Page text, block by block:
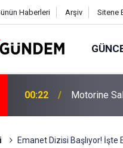
Haberleri Arşiv Sitene
15:58
Neşet
Sorusunun
Emanet Dizisi Başlıyor!